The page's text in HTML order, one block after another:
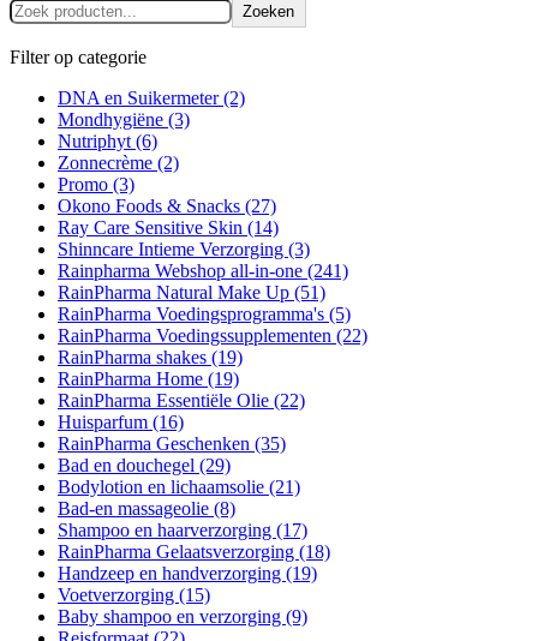
Zoeken
Filter op categorie
DNA en Suikermeter(2)
Mondhygiëne (3)
Nutriphyt (6)
Zonnecrème (2)
Promo (3)
Okono Foods & Snacks (27)
Ray Care Sensitive Skin (14)
Shinncare Intieme Verzorging (3)
Rainpharma Webshop all-in-one (241)
RainPharma Natural Make Up (51)
RainPharma Voedingsprogramma's (5)
RainPharma Voedingssupplementen (22)
RainPharma shakes (19)
RainPharma Home (19)
RainPharma Essentiële Olie (22)
Huisparfum (16)
RainPharma Geschenken (35)
Bad en douchegel (29)
Bodylotion en lichaamsolie (21)
Bad-en massageolie (8)
Shampoo en haarverzorging (17)
RainPharma Gelaatsverzorging (18)
Handzeep en handverzorging (19)
Voetverzorging (15)
Baby shampoo en verzorging (9)